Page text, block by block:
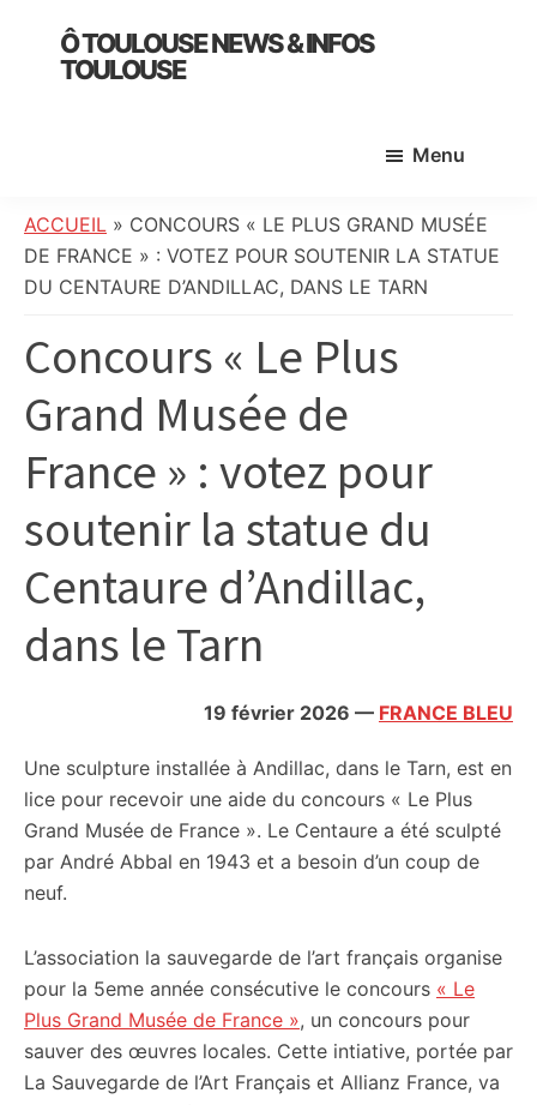
primary
Ô TOULOUSE NEWS & INFOS
TOULOUSE
:
info
locale,
culture,
politique,
météo,
divers
initiatives
citoyennes
Menu
ACCUEIL » CONCOURS « LE PLUS GRAND MUSÉE
DE FRANCE » : VOTEZ POUR SOUTENIR LA STATUE
DU CENTAURE D’ANDILLAC, DANS LE TARN
Concours « Le Plus
Grand Musée de
France » : votez pour
soutenir la statue du
Centaure d’Andillac,
dans le Tarn
19 février 2026 — FRANCE BLEU
Une sculpture installée à Andillac, dans le Tarn, est en
lice pour recevoir une aide du concours « Le Plus
Grand Musée de France ». Le Centaure a été sculpté
par André Abbal en 1943 et a besoin d’un coup de
neuf.
L’association la sauvegarde de l’art français organise
pour la 5eme année consécutive le concours « Le
Plus Grand Musée de France », un concours pour
sauver des œuvres locales. Cette intiative, portée par
La Sauvegarde de l’Art Français et Allianz France, va